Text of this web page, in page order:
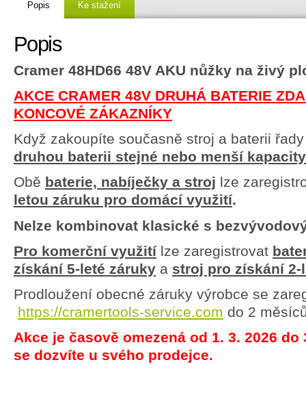
Popis Ke stažení
Popis
Cramer 48HD66 48V AKU nůžky na živý
AKCE CRAMER 48V DRUHÁ BATERIE
KONCOVÉ ZÁKAZNÍKY
Když zakoupíte současně stroj a baterii
druhou baterii stejné nebo menší
Obě baterie, nabíječky a stroj lze
letou záruku pro domácí využití.
Nelze kombinovat klasické s
Pro komerční využití lze zaregistrovat
získání 5-leté záruky a stroj pro získání 2-
Prodloužení obecné záruky výrobce se
https://cramertools-service.com do 2
Akce je časově omezená od 1. 3. 2026 do
se dozvíte u svého prodejce.